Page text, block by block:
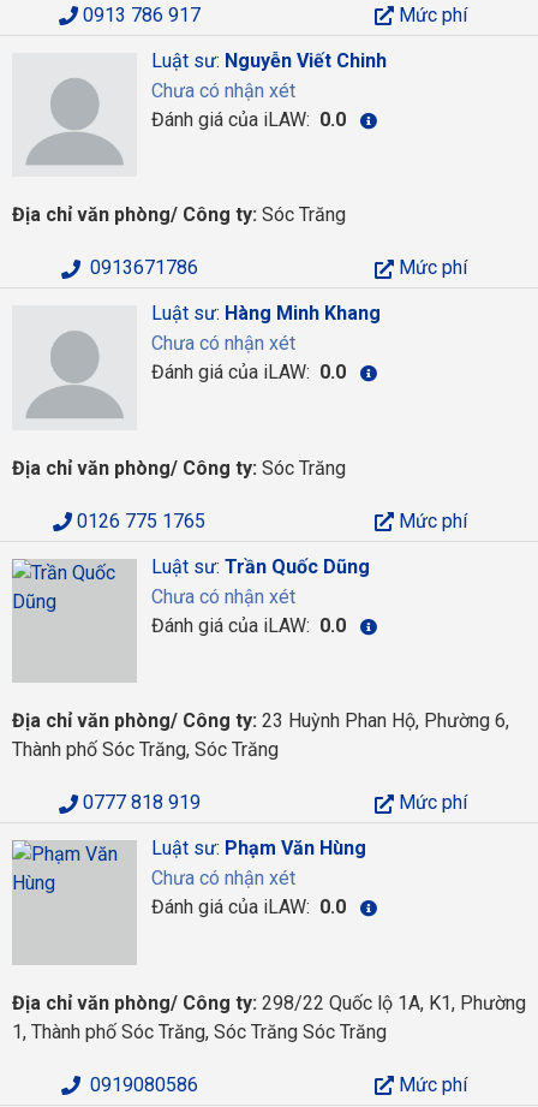
0913 786 917
Mức phí
Luật sư: Nguyễn Viết Chinh
Chưa có nhận xét
Đánh giá của iLAW: 0.0
Địa chỉ văn phòng/ Công ty: Sóc Trăng
0913671786
Mức phí
Luật sư: Hàng Minh Khang
Chưa có nhận xét
Đánh giá của iLAW: 0.0
Địa chỉ văn phòng/ Công ty: Sóc Trăng
0126 775 1765
Mức phí
Luật sư: Trần Quốc Dũng
Chưa có nhận xét
Đánh giá của iLAW: 0.0
Địa chỉ văn phòng/ Công ty: 23 Huỳnh Phan Hộ, Phường 6,
Thành phố Sóc Trăng, Sóc Trăng
0777 818 919
Mức phí
Luật sư: Phạm Văn Hùng
Chưa có nhận xét
Đánh giá của iLAW: 0.0
Địa chỉ văn phòng/ Công ty: 298/22 Quốc lộ 1A, K1, Phường
1, Thành phố Sóc Trăng, Sóc Trăng Sóc Trăng
0919080586 Mức phí